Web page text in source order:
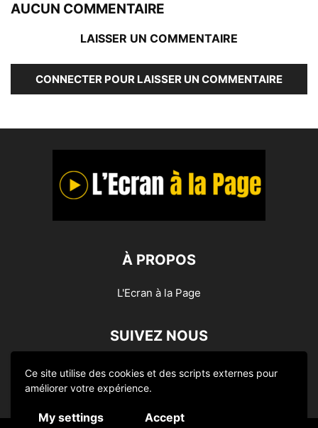
Ce site utilise des cookies et des scripts externes pour
améliorer votre expérience.
My settings Accept
AUCUN COMMENTAIRE
LAISSER UN COMMENTAIRE
CONNECTER POUR LAISSER UN COMMENTAIRE
À PROPOS
L'Ecran à la Page
SUIVEZ NOUS